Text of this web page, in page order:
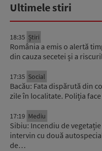
Ultimele stiri
18:35 Știri
România a emis o alertă
din cauza secetei și a
17:35 Social
Bacău: Fata dispărută din
zile în localitate. Poliția
17:19 Mediu
Sibiu: Incendiu de
intervin cu două
de…